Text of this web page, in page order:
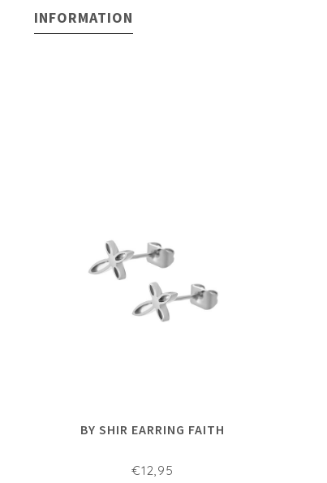
INFORMATION
BY SHIR EARRING FAITH
€12,95